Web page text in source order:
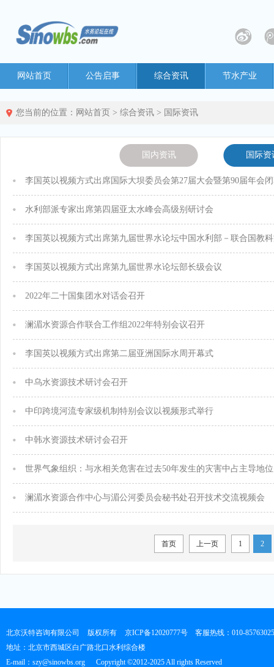
网站首页 公告启事 综合资讯 节水产业
您当前的位置： 网站首页 > 综合资讯 > 国际资讯
国内资讯 国际资
李国英以视频方式出席国际大坝委员会第27届大会暨第90届年会
水利部派专家出席第四届亚太水峰会高级别研讨会
李国英以视频方式出席第九届世界水论坛部长级会议
2022年二十国集团水对话会召开
澜湄水资源合作联合工作组2022年特别会议召开
李国英以视频方式出席第二届亚洲国际水周开幕式
中乌水资源技术研讨会召开
中印跨境河流专家级机制特别会议以视频形式举行
中韩水资源技术研讨会召开
世界气象组织：与水相关危害在过去50年发生的灾害中占主导地位
澜湄水资源合作中心与湄公河委员会秘书处召开技术交流视频会
首页 上一页 1 2
北京沃特咨询有限公司 版权所有 京ICP备12020777号 客服热线：010-85763025
地址：北京市西城区白广路北口水利综合楼
E-mail：szy@sinowbs.org
Copyright ©2012-2025 All rights Reserved